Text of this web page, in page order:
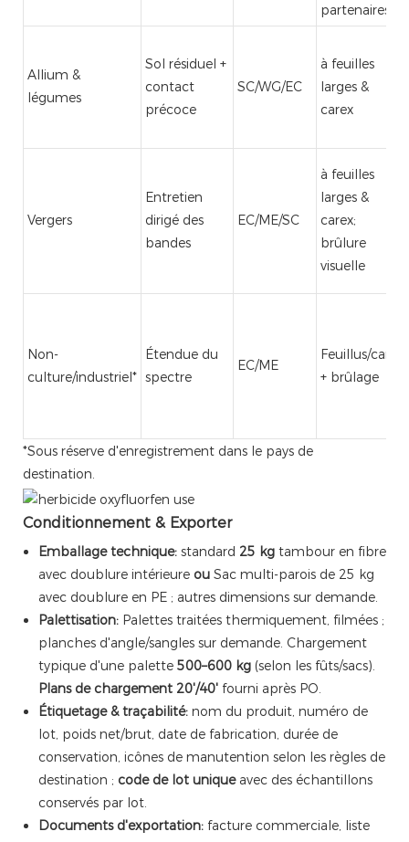
partenaires
Allium &
légumes
Sol résiduel +
contact
précoce
SC/WG/EC
à feuilles
larges &
carex
Vergers
Entretien
dirigé des
bandes
EC/ME/SC
à feuilles
larges &
carex;
brûlure
visuelle
Non-
culture/industriel*
Étendue du
spectre
EC/ME
Feuillus/carex
+ brûlage
*Sous réserve d'enregistrement dans le pays de
destination.
Conditionnement & Exporter
Emballage technique: standard 25 kg tambour en fibre
avec doublure intérieure ou Sac multi-parois de 25 kg
avec doublure en PE ; autres dimensions sur demande.
Palettisation: Palettes traitées thermiquement, filmées ;
planches d'angle/sangles sur demande. Chargement
typique d'une palette 500–600 kg (selon les fûts/sacs).
Plans de chargement 20'/40' fourni après PO.
Étiquetage & traçabilité: nom du produit, numéro de
lot, poids net/brut, date de fabrication, durée de
conservation, icônes de manutention selon les règles de
destination ; code de lot unique avec des échantillons
conservés par lot.
Documents d'exportation: facture commerciale, liste